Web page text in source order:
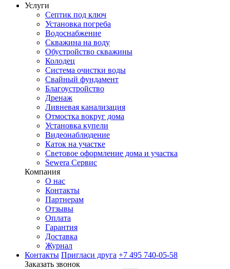
Услуги
Септик под ключ
Установка погреба
Водоснабжение
Скважина на воду
Обустройство скважины
Колодец
Система очистки воды
Свайный фундамент
Благоустройство
Дренаж
Ливневая канализация
Отмостка вокруг дома
Установка купели
Видеонаблюдение
Каток на участке
Световое оформление дома и участка
Sewera Сервис
Компания
О нас
Контакты
Партнерам
Отзывы
Оплата
Гарантия
Доставка
Журнал
Контакты Пригласи друга +7 495 740-05-58
Заказать звонок